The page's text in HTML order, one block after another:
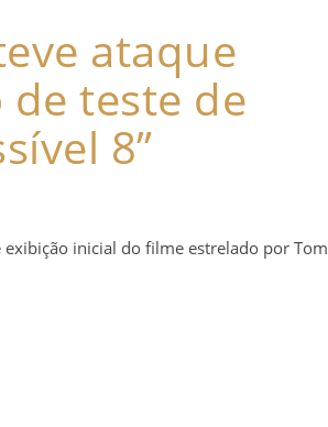
ataque
de teste de
8”
inicial do filme estrelado por Tom